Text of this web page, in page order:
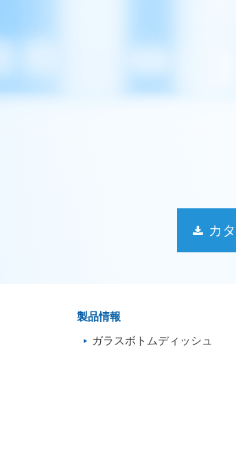
カ
製品情報
ガラスボトムディッシュ